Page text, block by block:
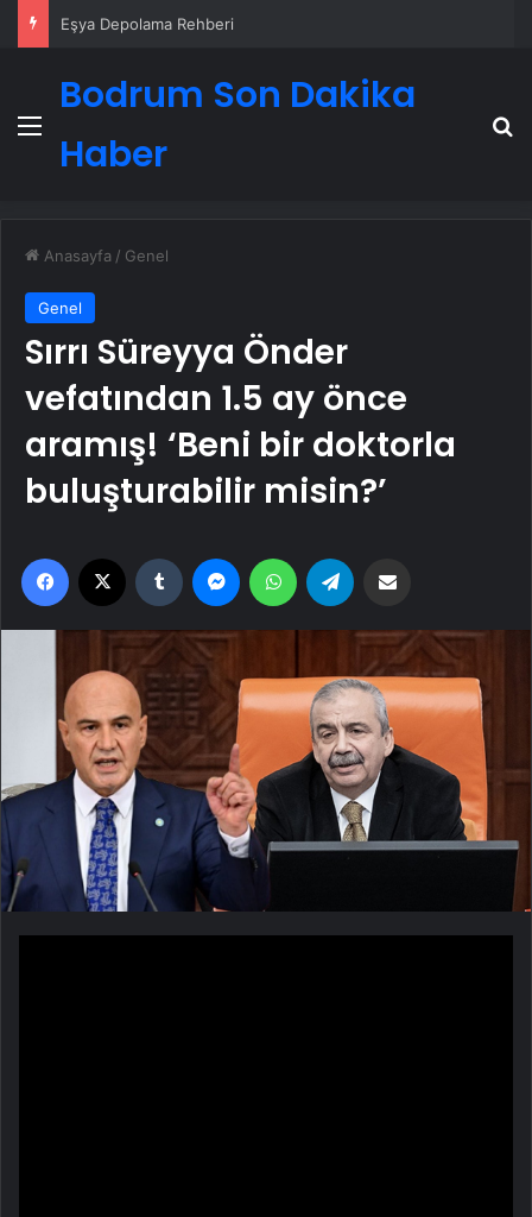
Eşya Depolama Rehberi
Menü
Bodrum Son Dakika
Haber
Anasayfa / Genel
Genel
Sırrı Süreyya Önder
vefatından 1.5 ay önce
aramış! ‘Beni bir doktorla
buluşturabilir misin?’
Facebook Tumblr MessengerWhatsApp